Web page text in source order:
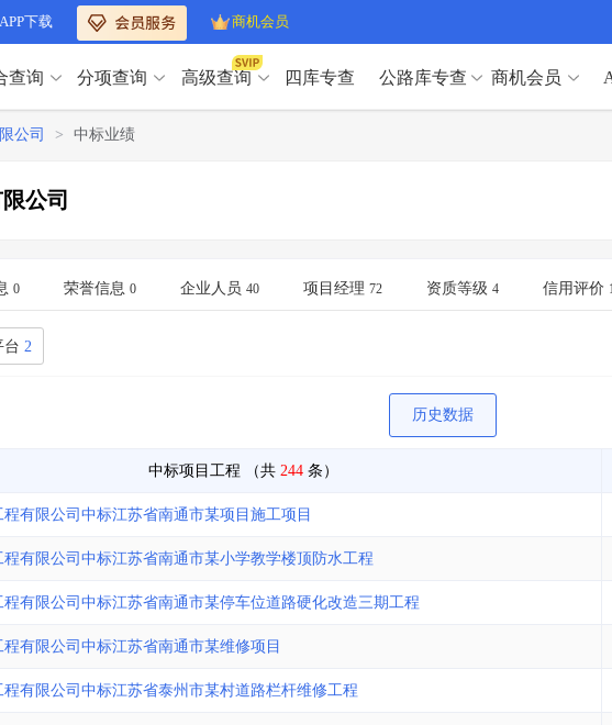
APP下载 商机会员
查人员>
查诚信 >
组合查询 >
宏观经济
> 建企舆情
政策规划> 招投标规则>
项目商机
拟建项目审批
查询 分项查询 高级查询 四库专查 公路库专查 商机会员
查诚信
>
信用评价>
组合查询
下浮率
技术负责人/专职安全员
查业主> 项目分类筛选>
土地交易>
公司 > 中标业绩
公司
0 荣誉信息 0 企业人员 40 项目经理 72 资质等级 4 信用评价
台 2
历史数据
中标项目工程 （共 244 条）
有限公司中标江苏省南通市某项目施工项目
有限公司中标江苏省南通市某小学教学楼顶防水工程
有限公司中标江苏省南通市某停车位道路硬化改造三期工程
有限公司中标江苏省南通市某维修项目
有限公司中标江苏省泰州市某村道路栏杆维修工程